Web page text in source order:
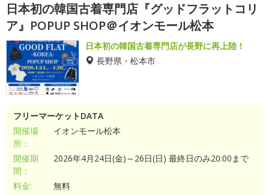
日本初の韓国古着専門店『グッドフラットコリ
ア』POPUP SHOP＠イオンモール松本
日本初の韓国古着専門店が長野に再上陸！
長野県・松本市
フリーマーケットDATA
開催場
所：
イオンモール松本
開催期
間：
2026年4月24日(金)～26日(日) 最終日のみ20:00まで
料金: 無料